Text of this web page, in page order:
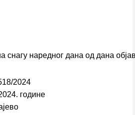
снагу наредног дана од дана
2024
године